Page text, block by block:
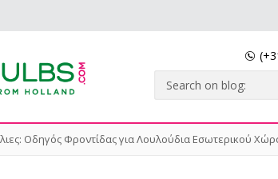
Οδηγός Φροντίδας για Λουλούδια Εσωτερικού